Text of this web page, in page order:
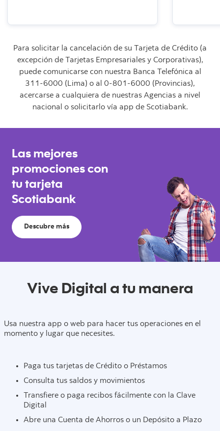
Para solicitar la cancelación de su Tarjeta de Crédito (a
excepción de Tarjetas Empresariales y Corporativas),
puede comunicarse con nuestra Banca Telefónica al
311-6000 (Lima) o al 0-801-6000 (Provincias),
acercarse a cualquiera de nuestras Agencias a nivel
nacional o solicitarlo vía app de Scotiabank.
Las mejores
promociones con
tu tarjeta
Scotiabank
Descubre más
Vive Digital a tu manera
Usa nuestra app o web para hacer tus operaciones en el
momento y lugar que necesites.
Paga tus tarjetas de Crédito o Préstamos
Consulta tus saldos y movimientos
Transfiere o paga recibos fácilmente con la Clave
Digital
Abre una Cuenta de Ahorros o un Depósito a Plazo